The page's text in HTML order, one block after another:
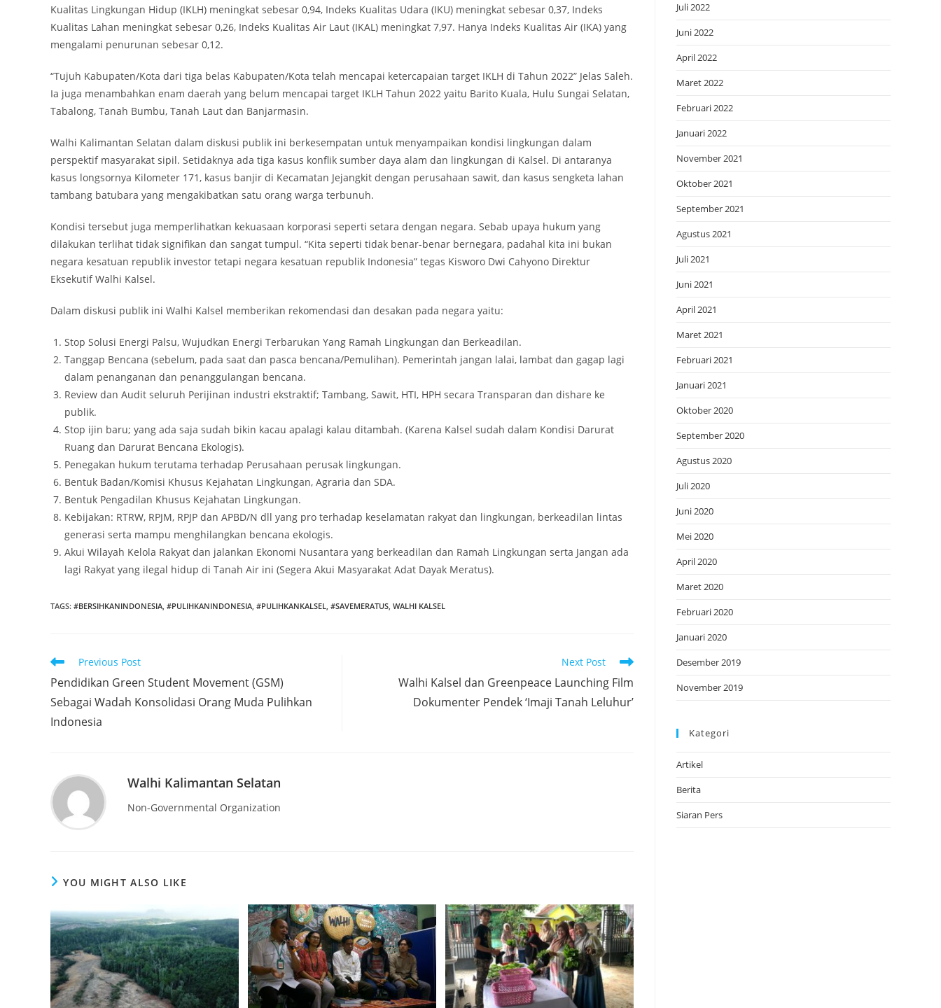
Kualitas Lingkungan Hidup (IKLH) meningkat sebesar 0,94, Indeks Kualitas Udara (IKU) meningkat sebesar 0,37, Indeks
Kualitas Lahan meningkat sebesar 0,26, Indeks Kualitas Air Laut (IKAL) meningkat 7,97. Hanya Indeks Kualitas Air (IKA) yang
mengalami penurunan sebesar 0,12.
“Tujuh Kabupaten/Kota dari tiga belas Kabupaten/Kota telah mencapai ketercapaian target IKLH di Tahun 2022” Jelas Saleh.
Ia juga menambahkan enam daerah yang belum mencapai target IKLH Tahun 2022 yaitu Barito Kuala, Hulu Sungai Selatan,
Tabalong, Tanah Bumbu, Tanah Laut dan Banjarmasin.
Walhi Kalimantan Selatan dalam diskusi publik ini berkesempatan untuk menyampaikan kondisi lingkungan dalam
perspektif masyarakat sipil. Setidaknya ada tiga kasus konflik sumber daya alam dan lingkungan di Kalsel. Di antaranya
kasus longsornya Kilometer 171, kasus banjir di Kecamatan Jejangkit dengan perusahaan sawit, dan kasus sengketa lahan
tambang batubara yang mengakibatkan satu orang warga terbunuh.
Kondisi tersebut juga memperlihatkan kekuasaan korporasi seperti setara dengan negara. Sebab upaya hukum yang
dilakukan terlihat tidak signifikan dan sangat tumpul. “Kita seperti tidak benar-benar bernegara, padahal kita ini bukan
negara kesatuan republik investor tetapi negara kesatuan republik Indonesia” tegas Kisworo Dwi Cahyono Direktur
Eksekutif Walhi Kalsel.
Dalam diskusi publik ini Walhi Kalsel memberikan rekomendasi dan desakan pada negara yaitu:
Stop Solusi Energi Palsu, Wujudkan Energi Terbarukan Yang Ramah Lingkungan dan Berkeadilan.
Tanggap Bencana (sebelum, pada saat dan pasca bencana/Pemulihan). Pemerintah jangan lalai, lambat dan gagap lagi
dalam penanganan dan penanggulangan bencana.
Review dan Audit seluruh Perijinan industri ekstraktif; Tambang, Sawit, HTI, HPH secara Transparan dan dishare ke
publik.
Stop ijin baru; yang ada saja sudah bikin kacau apalagi kalau ditambah. (Karena Kalsel sudah dalam Kondisi Darurat
Ruang dan Darurat Bencana Ekologis).
Penegakan hukum terutama terhadap Perusahaan perusak lingkungan.
Bentuk Badan/Komisi Khusus Kejahatan Lingkungan, Agraria dan SDA.
Bentuk Pengadilan Khusus Kejahatan Lingkungan.
Kebijakan: RTRW, RPJM, RPJP dan APBD/N dll yang pro terhadap keselamatan rakyat dan lingkungan, berkeadilan lintas
generasi serta mampu menghilangkan bencana ekologis.
Akui Wilayah Kelola Rakyat dan jalankan Ekonomi Nusantara yang berkeadilan dan Ramah Lingkungan serta Jangan ada
lagi Rakyat yang ilegal hidup di Tanah Air ini (Segera Akui Masyarakat Adat Dayak Meratus).
TAGS: #BERSIHKANINDONESIA, #PULIHKANINDONESIA, #PULIHKANKALSEL, #SAVEMERATUS, WALHI KALSEL
Read
articles
Previous Post
Pendidikan Green Student Movement (GSM)
Sebagai Wadah Konsolidasi Orang Muda Pulihkan
Indonesia
Next Post
Walhi Kalsel dan Greenpeace Launching Film
Dokumenter Pendek ‘Imaji Tanah Leluhur’
Walhi Kalimantan Selatan
Non-Governmental Organization
YOU MIGHT ALSO LIKE
Juli 2022
Juni 2022
April 2022
Maret 2022
Februari 2022
Januari 2022
November 2021
Oktober 2021
September 2021
Agustus 2021
Juli 2021
Juni 2021
April 2021
Maret 2021
Februari 2021
Januari 2021
Oktober 2020
September 2020
Agustus 2020
Juli 2020
Juni 2020
Mei 2020
April 2020
Maret 2020
Februari 2020
Januari 2020
Desember 2019
November 2019
Kategori
Artikel
Berita
Siaran Pers